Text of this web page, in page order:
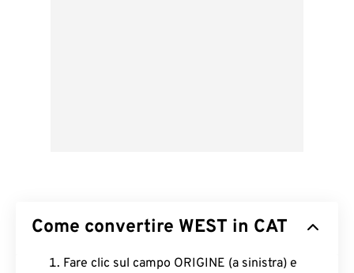
Come convertire WEST in CAT
Fare clic sul campo ORIGINE (a sinistra) e